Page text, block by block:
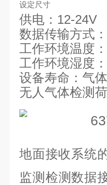
设定尺寸
供电： 12-24V
数据传输方式：
工作环境温度：
工作环境湿度：
设备寿命：气
无人气体检测
地面接收系统
监测检测数据